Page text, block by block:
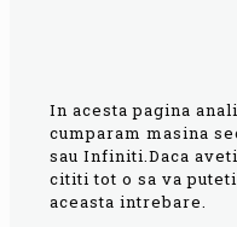
In acesta pagina
cumparam masina
sau Infiniti.Daca
cititi tot o sa va
aceasta intrebare.